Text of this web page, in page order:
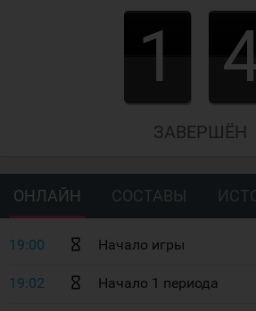
1
ЗАВЕРШЁН
ОНЛАЙН СОСТАВЫ
19:00 Начало игры
19:02 Начало 1 периода